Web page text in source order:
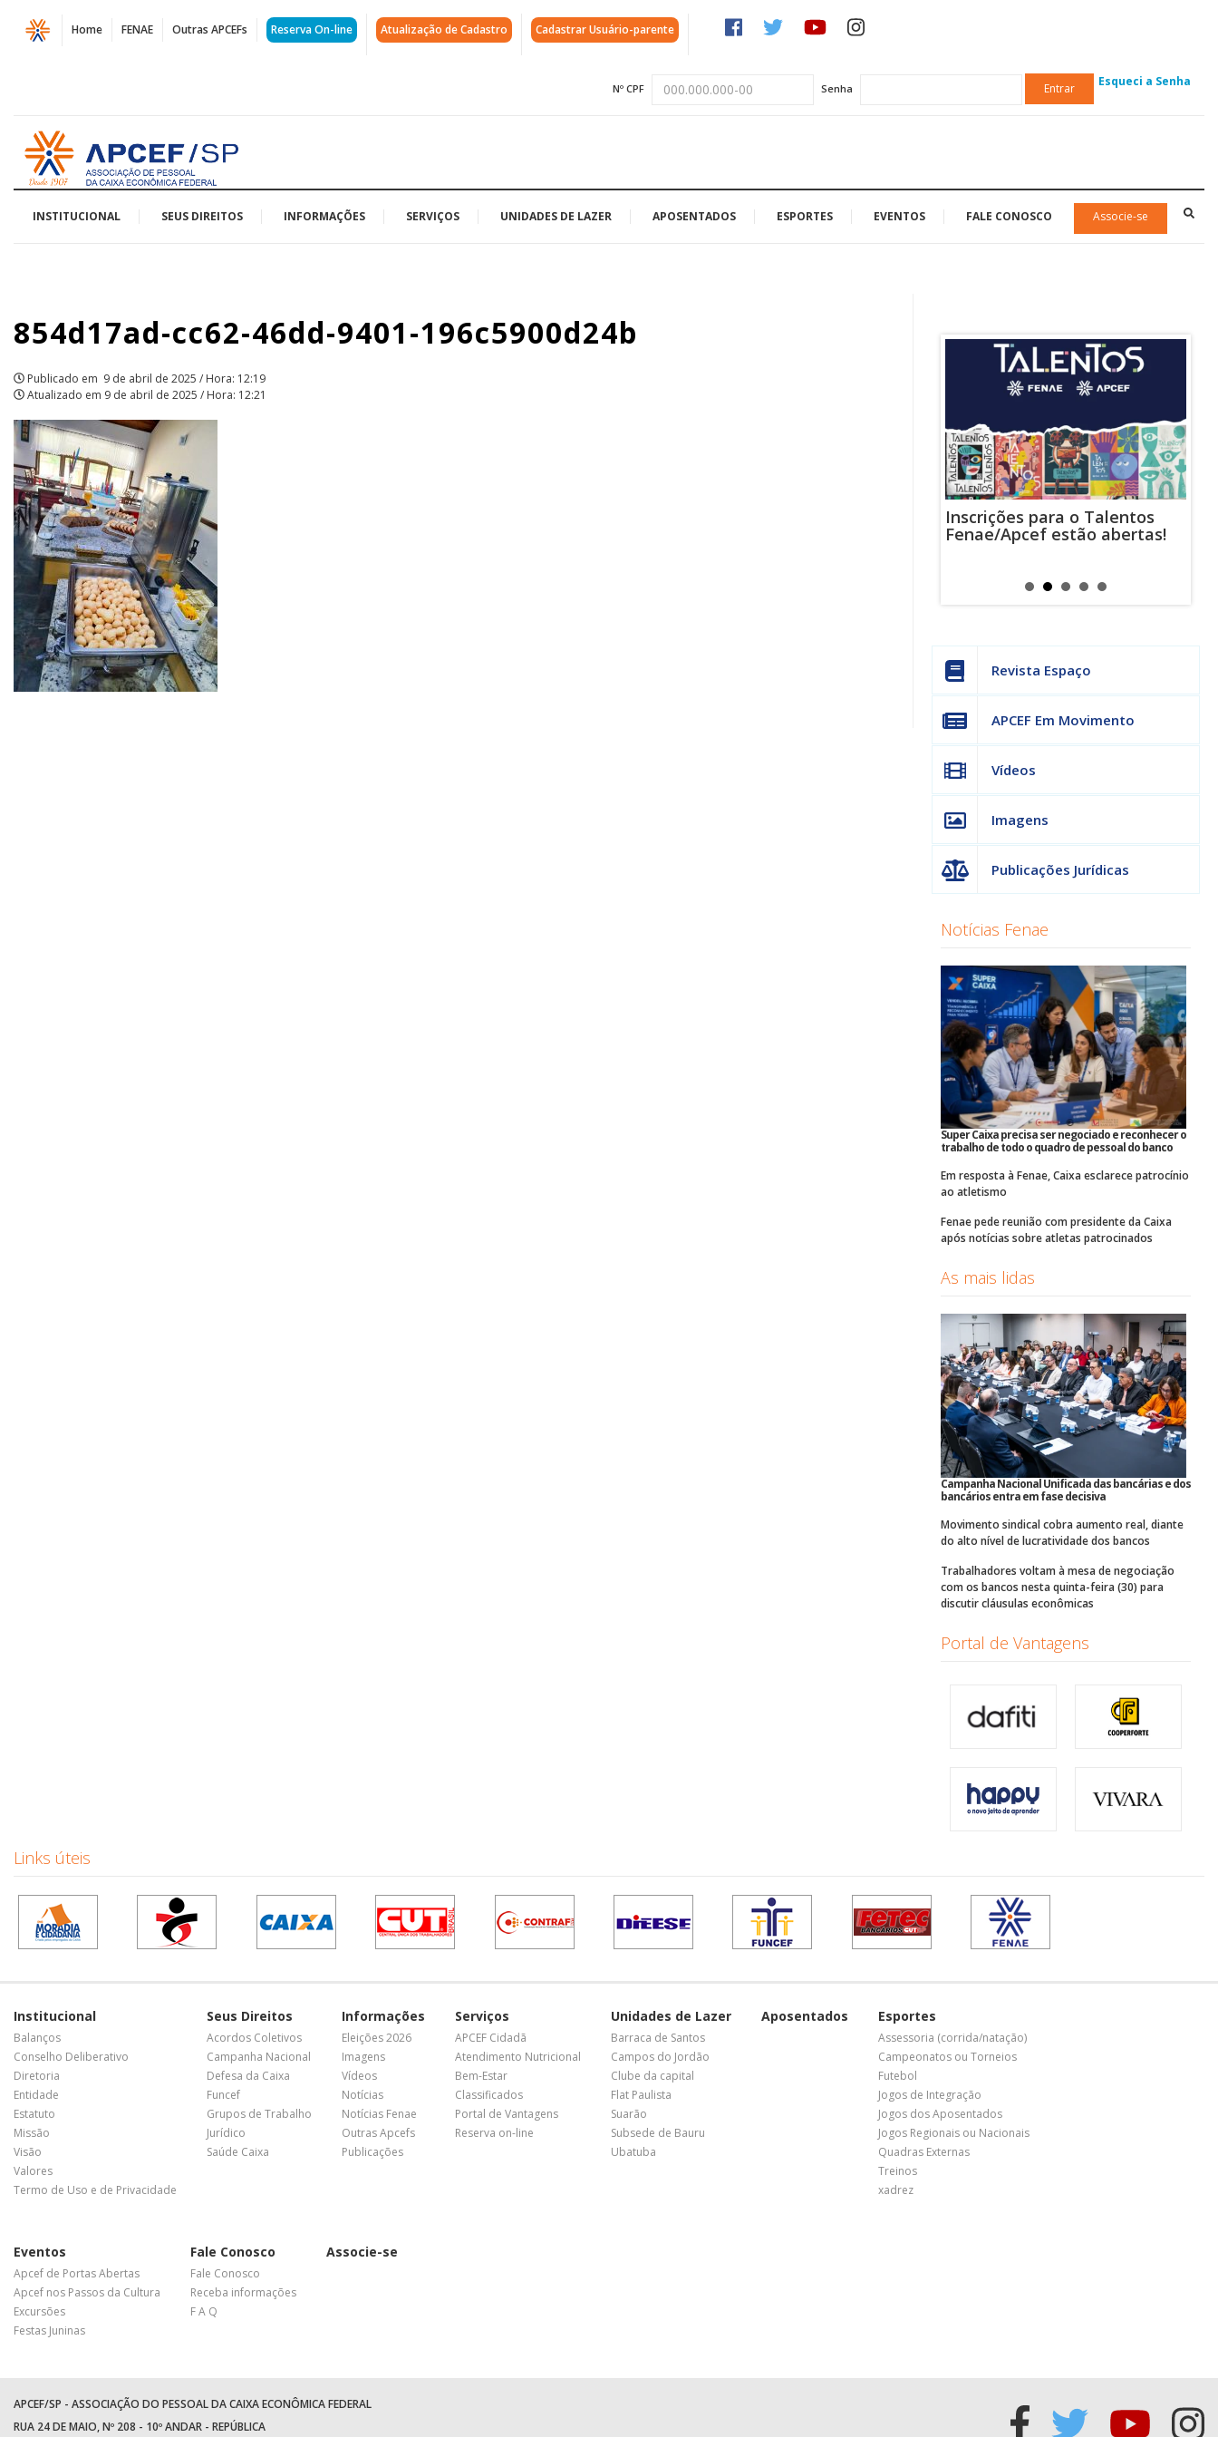
Página
854d17ad-
46dd-
9401-
196c5900d24b
Home FENAE Outras APCEFs Reserva On-line Atualização de Cadastro Cadastrar Usuário-parente
Nº CPF Senha Entrar Esqueci a Senha
Acessar
página
inicial
INSTITUCIONAL SEUS DIREITOS INFORMAÇÕES SERVIÇOS UNIDADES DE LAZER APOSENTADOS ESPORTES EVENTOS FALE CONOSCO Associe-se
854d17ad-cc62-46dd-9401-196c5900d24b
Publicado em 9 de abril de 2025 / Hora: 12:19
Atualizado em 9 de abril de 2025 / Hora: 12:21
Inscrições para o Talentos
Fenae/Apcef estão abertas!
Revista Espaço
APCEF Em Movimento
Vídeos
Imagens
Publicações Jurídicas
Notícias Fenae
Super Caixa precisa ser negociado e reconhecer o
trabalho de todo o quadro de pessoal do banco
Em resposta à Fenae, Caixa esclarece patrocínio
ao atletismo
Fenae pede reunião com presidente da Caixa
após notícias sobre atletas patrocinados
As mais lidas
Campanha Nacional Unificada das bancárias e dos
bancários entra em fase decisiva
Movimento sindical cobra aumento real, diante
do alto nível de lucratividade dos bancos
Trabalhadores voltam à mesa de negociação
com os bancos nesta quinta-feira (30) para
discutir cláusulas econômicas
Portal de Vantagens
Links úteis
Institucional
Balanços
Conselho Deliberativo
Diretoria
Entidade
Estatuto
Missão
Visão
Valores
Termo de Uso e de Privacidade
Seus Direitos
Acordos Coletivos
Campanha Nacional
Defesa da Caixa
Funcef
Grupos de Trabalho
Jurídico
Saúde Caixa
Informações
Eleições 2026
Imagens
Vídeos
Notícias
Notícias Fenae
Outras Apcefs
Publicações
Serviços
APCEF Cidadã
Atendimento Nutricional
Bem-Estar
Classificados
Portal de Vantagens
Reserva on-line
Unidades de Lazer
Barraca de Santos
Campos do Jordão
Clube da capital
Flat Paulista
Suarão
Subsede de Bauru
Ubatuba
Aposentados Esportes
Assessoria (corrida/natação)
Campeonatos ou Torneios
Futebol
Jogos de Integração
Jogos dos Aposentados
Jogos Regionais ou Nacionais
Quadras Externas
Treinos
xadrez
Eventos
Apcef de Portas Abertas
Apcef nos Passos da Cultura
Excursões
Festas Juninas
Fale Conosco
Fale Conosco
Receba informações
F A Q
Associe-se
APCEF/SP - ASSOCIAÇÃO DO PESSOAL DA CAIXA ECONÔMICA FEDERAL
RUA 24 DE MAIO, Nº 208 - 10º ANDAR - REPÚBLICA
Acessar
Acessar